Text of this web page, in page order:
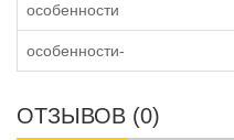
особенности
особенности-
ОТЗЫВОВ (0)